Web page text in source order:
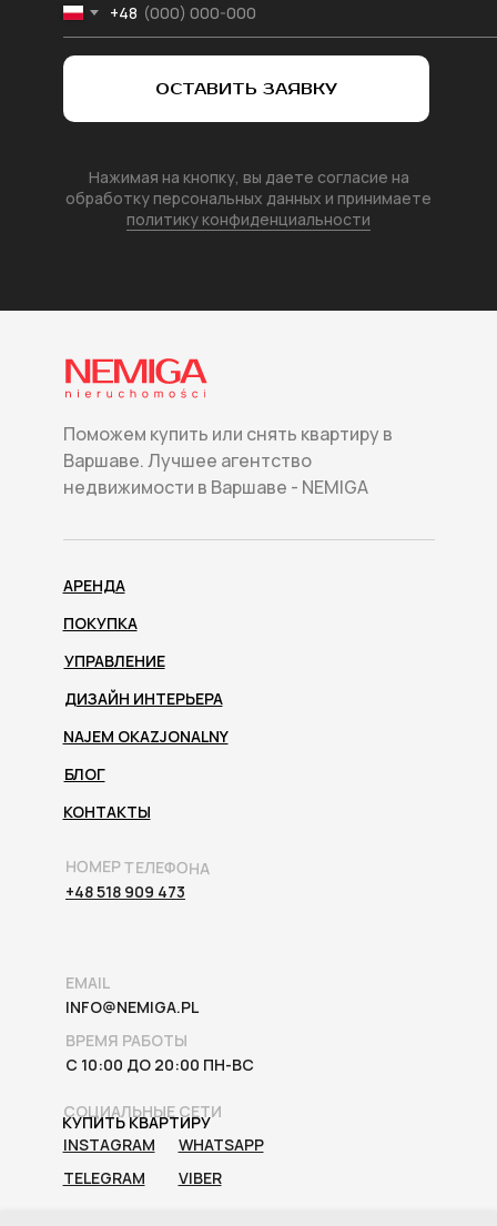
+48
ОСТАВИТЬ ЗАЯВКУ
Нажимая на кнопку, вы даете согласие на
обработку персональных данных и принимаете
политику конфиденциальности
Поможем купить или снять квартиру в
Варшаве. Лучшее агентство
недвижимости в Варшаве - NEMIGA
БЛОГ
АРЕНДА
ПОКУПКА
NAJEM OKAZJONALNY
КОНТАКТЫ
НОМЕР ТЕЛЕФОНА
+48 518 909 473
EMAIL
INFO@NEMIGA.PL
ВРЕМЯ РАБОТЫ
С 10:00 ДО 20:00 ПН-ВС
СОЦИАЛЬНЫЕ СЕТИ
КУПИТЬ КВАРТИРУ
INSTAGRAM
WHATSAPP
TELEGRAM
VIBER
УПРАВЛЕНИЕ
ДИЗАЙН ИНТЕРЬЕРА